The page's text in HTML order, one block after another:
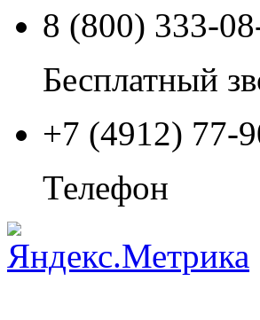
8 (800) 333-
Бесплатный
+7 (4912) 77-
Телефон